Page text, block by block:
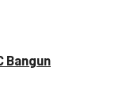
Bangun